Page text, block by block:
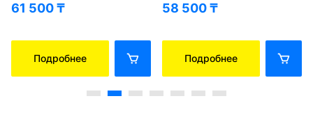
61 500₸
Подробнее
58 500₸
Подробнее